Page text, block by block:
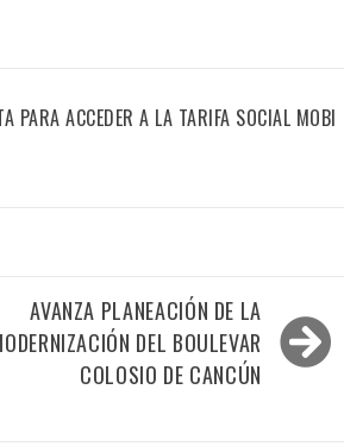
PARA ACCEDER A LA TARIFA SOCIAL MOBI
AVANZA PLANEACIÓN DE LA
DEL BOULEVAR
COLOSIO DE CANCÚN